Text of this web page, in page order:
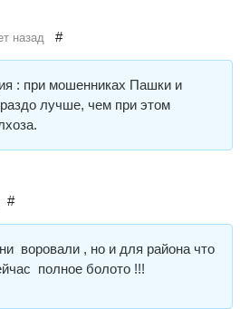
назад #
: при мошенниках Пашки и
лучше, чем при этом
#
воровали , но и для района что
полное болото !!!